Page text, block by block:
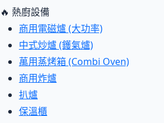
🔥 熱廚設備
商用電磁爐 (大功率)
中式炒爐 (鑊氣爐)
萬用蒸烤箱 (Combi Oven)
商用炸爐
扒爐
保溫櫃